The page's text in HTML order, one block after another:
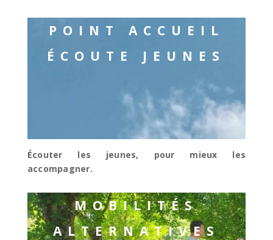
POINT ACCUEIL
ÉCOUTE JEUNES
Écouter les jeunes, pour mieux les
accompagner.
MOBILITÉS
ALTERNATIVES